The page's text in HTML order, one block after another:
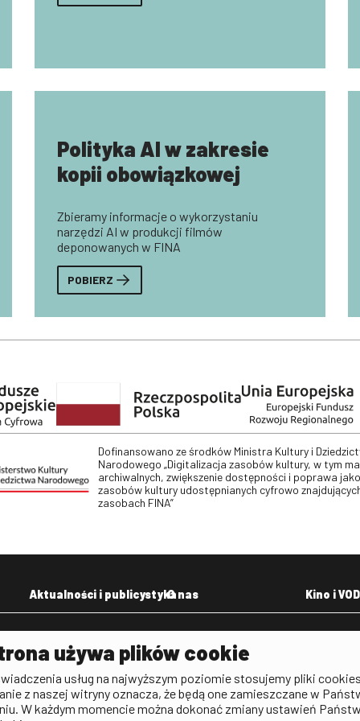
Polityka AI w zakresie
kopii obowiązkowej
Zbieramy informacje o wykorzystaniu
narzędzi AI w produkcji filmów
deponowanych w FINA
POBIERZ
Dofinansowano ze środków Ministra Kultury i
Narodowego „Digitalizacja zasobów kultury, w tym
archiwalnych, zwiększenie dostępności i poprawa
zasobów kultury udostępnianych cyfrowo
zasobach FINA”
Aktualności i publicystyka
Aktualności
Publicystyka filmowa
O nas
Deklaracja dostępności
Polityka antykorupcyjna
Kino i VOD
używa plików cookie
usług na najwyższym poziomie stosujemy pliki
z naszej witryny oznacza, że będą one zamieszczane w
W każdym momencie można dokonać zmiany ustawień